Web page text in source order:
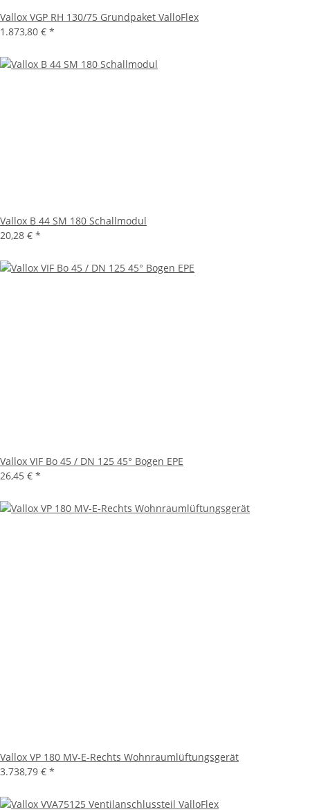
Vallox VGP RH 130/75 Grundpaket ValloFlex
1.873,80 € *
Vallox B 44 SM 180 Schallmodul
20,28 € *
Vallox VIF Bo 45 / DN 125 45° Bogen EPE
26,45 € *
Vallox VP 180 MV-E-Rechts Wohnraumlüftungsgerät
3.738,79 € *